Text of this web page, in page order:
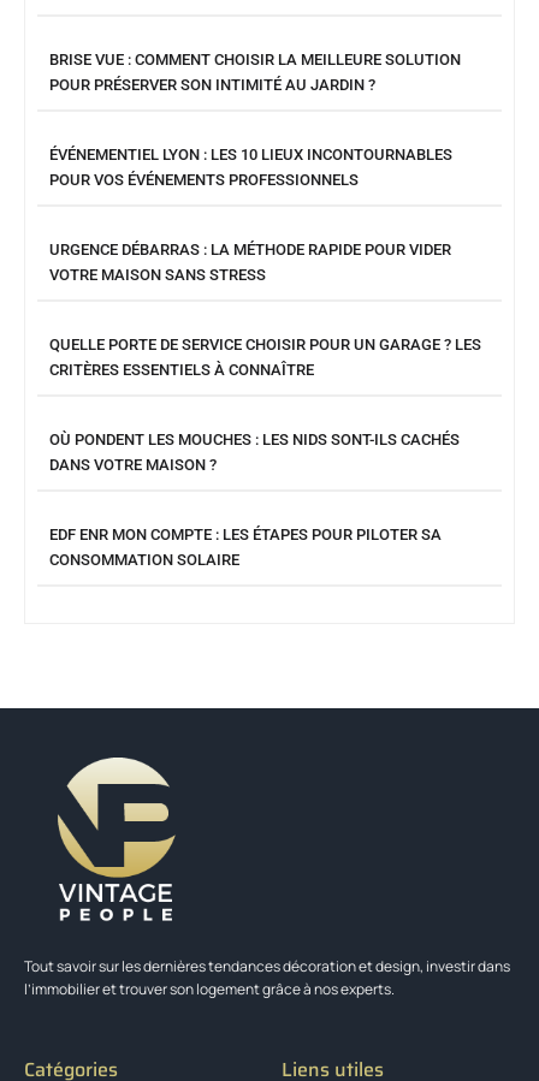
BRISE VUE : COMMENT CHOISIR LA MEILLEURE SOLUTION
POUR PRÉSERVER SON INTIMITÉ AU JARDIN ?
ÉVÉNEMENTIEL LYON : LES 10 LIEUX INCONTOURNABLES
POUR VOS ÉVÉNEMENTS PROFESSIONNELS
URGENCE DÉBARRAS : LA MÉTHODE RAPIDE POUR VIDER
VOTRE MAISON SANS STRESS
QUELLE PORTE DE SERVICE CHOISIR POUR UN GARAGE ? LES
CRITÈRES ESSENTIELS À CONNAÎTRE
OÙ PONDENT LES MOUCHES : LES NIDS SONT-ILS CACHÉS
DANS VOTRE MAISON ?
EDF ENR MON COMPTE : LES ÉTAPES POUR PILOTER SA
CONSOMMATION SOLAIRE
Tout savoir sur les dernières tendances décoration et design, investir dans
l’immobilier et trouver son logement grâce à nos experts.
Catégories Liens utiles